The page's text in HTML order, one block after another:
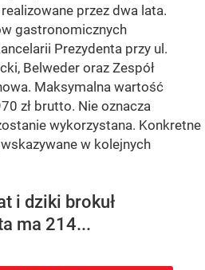
przez dwa lata.
gastronomicznych
Prezydenta przy ul.
Belweder oraz Zespół
Maksymalna wartość
zł brutto. Nie oznacza
wykorzystana. Konkretne
w kolejnych
i dziki brokuł
ma 214...